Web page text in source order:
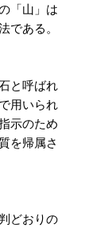
「山」は
である。
と呼ばれ
用いられ
示のため
を帰属さ
どおりの